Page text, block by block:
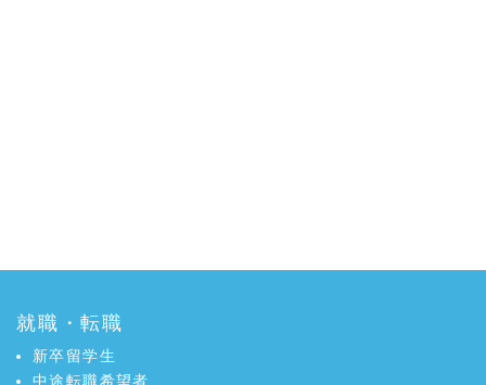
就職・転職
新卒留学生
中途転職希望者